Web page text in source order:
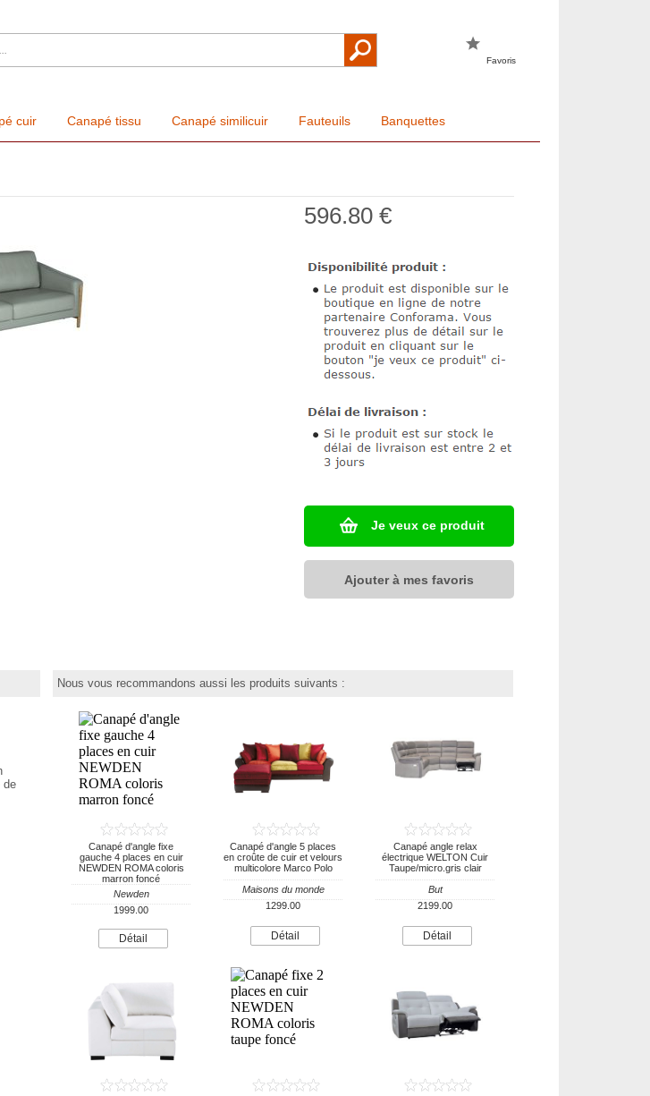
Favoris
cuir Canapé tissu Canapé similicuir Fauteuils Banquettes
596.80 €
Je veux ce produit
Ajouter à mes favoris
de
Nous vous recommandons aussi les produits suivants :
Canapé d'angle fixe
gauche 4 places en cuir
NEWDEN ROMA coloris
marron foncé
Newden
1999.00
Détail
Canapé d'angle 5 places
en croûte de cuir et velours
multicolore Marco Polo
Maisons du monde
1299.00
Détail
Canapé angle relax
électrique WELTON Cuir
Taupe/micro.gris clair
But
2199.00
Détail